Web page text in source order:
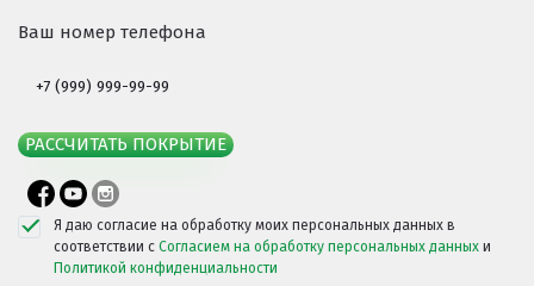
Ваш номер телефона
РАССЧИТАТЬ ПОКРЫТИЕ
Я даю согласие на обработку моих персональных данных в
соответствии с Согласием на обработку персональных данных и
Политикой конфиденциальности